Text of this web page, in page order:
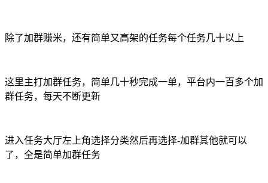
除了加群赚米，还有简单又高架的任务每个任务几十以上
这里主打加群任务，简单几十秒完成一单，平台内一百多个加
群任务，每天不断更新
进入任务大厅左上角选择分类然后再选择-加群其他就可以
了，全是简单加群任务